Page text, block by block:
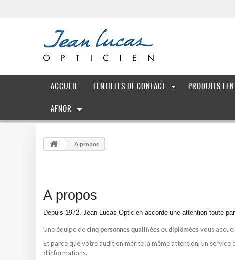
ACCUEIL LENTILLES DE CONTACT PRODUITS
AFNOR
A propos
A propos
Depuis 1972, Jean Lucas Opticien accorde une attention toute
Une équipe de cinq personnes qualifiées et diplômées vous
Et parce que votre audition mérite la même attention, un
d'informations.